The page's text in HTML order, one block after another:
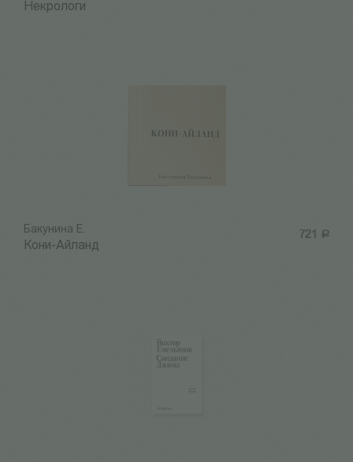
Некрологи
721 Р
Бакунина Е.
Кони-Айланд